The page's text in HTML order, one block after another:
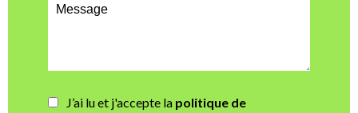
J’ai lu et j'accepte la politique de